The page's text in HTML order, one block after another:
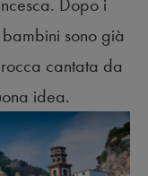
sono già
cantata da
idea.